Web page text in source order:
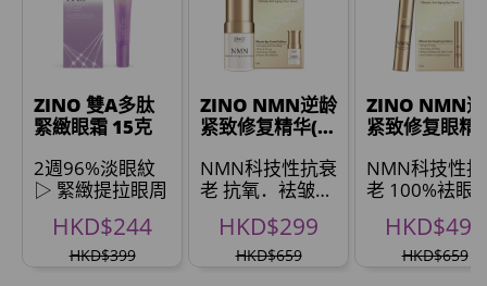
加入购物车
男補精力丸5:1 (到期日2028年1月)
此商品最多可加购1件
HKD$169 加入购物车
理膚泉 無香大哥大防曬 50ml (2027年4
月)
此商品最多可加购1件
ZINO 雙A多肽
緊緻眼霜 15克
2週96%淡眼紋
▷ 緊緻提拉眼周
HKD$244
HKD$399
ZINO NMN逆龄
紧致修复精华(會
NMN科技性抗衰
老 抗氧．袪皱．
HKD$299
HKD$659
ZINO NMN
紧致修复眼精
NMN科技性
老 100%袪眼
袋、眼纹*
HKD$499
HKD$659